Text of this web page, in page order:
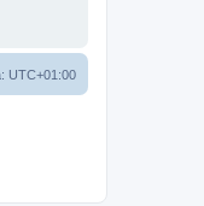
UTC+01:00